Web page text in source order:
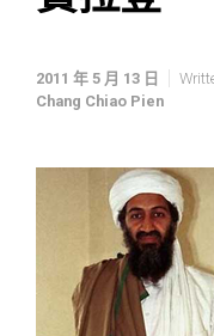
2011 年 5 月 13 日
Chang Chiao Pien